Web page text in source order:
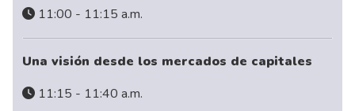
11:00 - 11:15 a.m.
Una visión desde los mercados de capitales
11:15 - 11:40 a.m.